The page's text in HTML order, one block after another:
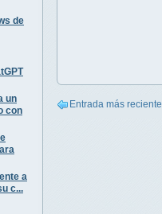
de
un
con
a
c...
Entrada más reciente